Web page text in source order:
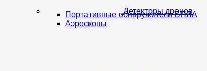
Детекторы дронов
Портативные обнаружители БПЛА
Аэроскопы